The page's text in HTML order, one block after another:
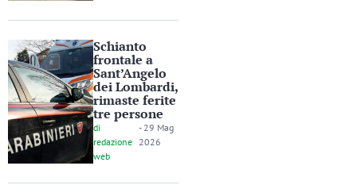
Schianto
frontale a
Sant’Angelo
dei Lombardi,
rimaste ferite
tre persone
di
redazione
web
- 29 Mag
2026